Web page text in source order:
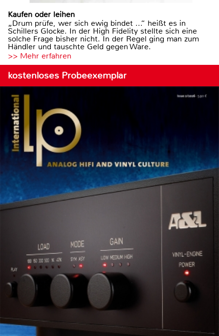
Kaufen oder leihen
„Drum prüfe, wer sich ewig bindet ...“ heißt es in
Schillers Glocke. In der High Fidelity stellte sich eine
solche Frage bisher nicht. In der Regel ging man zum
Händler und tauschte Geld gegen Ware.
>> Mehr erfahren
kostenloses Probeexemplar